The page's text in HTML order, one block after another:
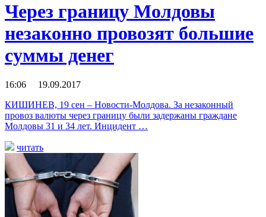
Через границу Молдовы
незаконно провозят большие
суммы денег
16:06 19.09.2017
КИШИНЕВ, 19 сен – Новости-Молдова. За незаконный
провоз валюты через границу были задержаны граждане
Молдовы 31 и 34 лет. Инцидент …
читать